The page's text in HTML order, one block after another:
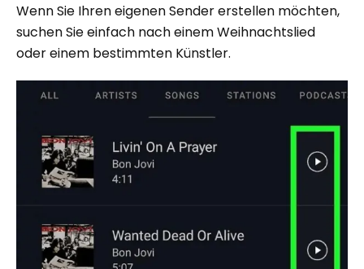
Wenn Sie Ihren eigenen Sender erstellen möchten,
suchen Sie einfach nach einem Weihnachtslied
oder einem bestimmten Künstler.